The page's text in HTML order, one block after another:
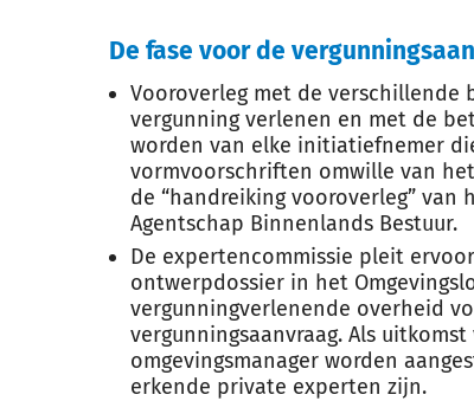
De fase voor de
Vooroverleg met de
vergunning verlenen en met de
worden van elke initiatiefnemer
vormvoorschriften omwille van
de “handreiking vooroverleg” van
Agentschap Binnenlands Bestuur.
De expertencommissie pleit
ontwerpdossier in het
vergunningverlenende overheid
vergunningsaanvraag. Als
omgevingsmanager worden
erkende private experten zijn.